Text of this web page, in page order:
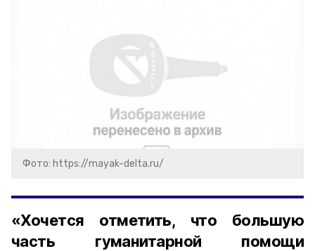
Фото: https://mayak-delta.ru/
«Хочется отметить, что большую
часть гуманитарной помощи